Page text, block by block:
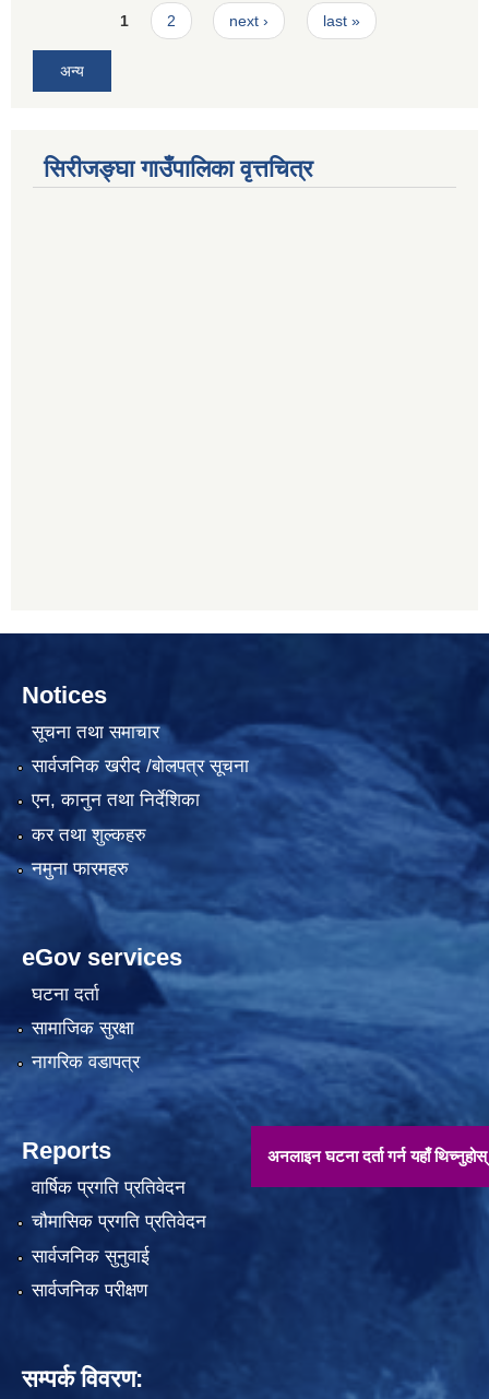
Pages1 2 next › last »
अन्य
सिरीजङ्घा गाउँपालिका वृत्तचित्र
अनलाइन घटना दर्ता गर्न यहाँ थिच्नुहोस् !!
Notices
सूचना तथा समाचार
सार्वजनिक खरीद /बोलपत्र सूचना
एन, कानुन तथा निर्देशिका
कर तथा शुल्कहरु
नमुना फारमहरु
eGov services
घटना दर्ता
सामाजिक सुरक्षा
नागरिक वडापत्र
Reports
वार्षिक प्रगति प्रतिवेदन
चौमासिक प्रगति प्रतिवेदन
सार्वजनिक सुनुवाई
सार्वजनिक परीक्षण
सम्पर्क विवरण: